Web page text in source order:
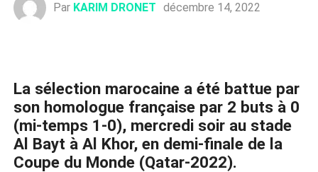
Par KARIM DRONET décembre 14, 2022
La sélection marocaine a été battue par
son homologue française par 2 buts à 0
(mi-temps 1-0), mercredi soir au stade
Al Bayt à Al Khor, en demi-finale de la
Coupe du Monde (Qatar-2022).